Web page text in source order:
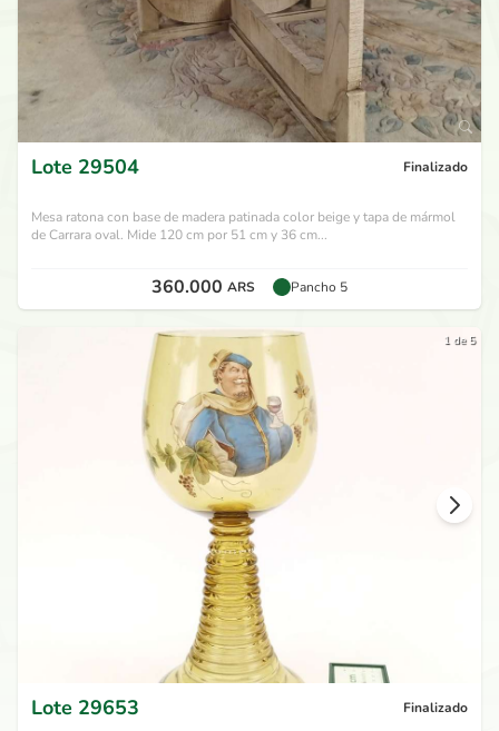
Lote 29504 Finalizado
Mesa ratona con base de madera patinada color beige y tapa de mármol
de Carrara oval. Mide 120 cm por 51 cm y 36 cm...
360.000 ARS Pancho 5
1 de 5
Lote 29653 Finalizado